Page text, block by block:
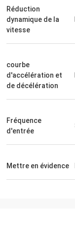
composants. Une
problème de bout en
Réduction
dynamique de la
vitesse
courbe
d'accélération et
de décélération
Fréquence
d'entrée
Mettre en évidence